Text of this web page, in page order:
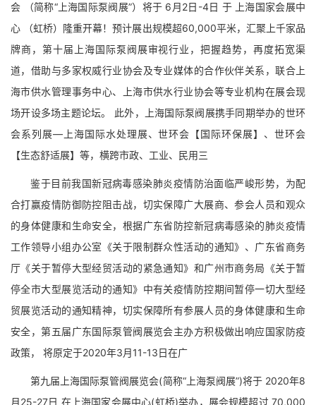
会 （简称“上海国际泵阀展”）将于 6月2日-4日 于 上海国家会展中
心 （虹桥）隆重开幕！预计展出规模超60,000平米，汇聚上千家品
牌商，第十届上海国际泵阀展审视行业，把握趋势，再度拓宽渠
道，借助与多家权威行业协会及专业媒体的合作伙伴关系，联合上
海市供水管理事务中心、上海市供水行业协会等专业机构在展会现
场开设多场主题论坛。 此外，上海国际泵阀展携手同期举办的世环
会系列展—上海国际水处理展、世环会【国际环保展】、世环会
【生态舒适展】等，横跨市政、工业、民用三
鉴于目前我国新冠病毒感染肺炎疫情防治面临严峻形势，为配
合打赢疫情防御防控阻击战，切实保障广大展商、参会人员和观众
的身体健康和生命安全，根据广东省防控新冠病毒感染的肺炎疫情
工作领导小组办公室《关于限制群众性活动的通知》、广东省商务
厅《关于暂停大型经贸活动的紧急通知》和广州市商务局《关于暂
停全市大型展览活动的通知》中有关疫情防控期间暂停一切大型经
贸展览活动的通知精神，切实保障所有参展人员的身体健康和生命
安全，第五届广东国际泵管阀展览会主办方积极做出响应国家防疫
政策， 将原定于2020年3月11-13日在广
第九届上海国际泵管阀展览会(简称“上海泵阀展”)将于 2020年8
月25-27日 在上海国家会展中心(虹桥)举办，展会规模超过 70,000